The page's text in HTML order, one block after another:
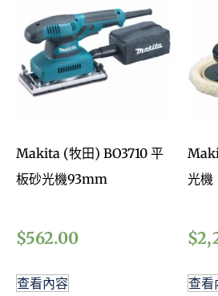
Makita (牧田) BO3710 平
板砂光機93mm
$562.00
查看內容
光機
$
查看